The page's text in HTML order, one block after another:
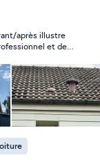
isolation
dallage,
de fuite sur
façade
après illustre
et de